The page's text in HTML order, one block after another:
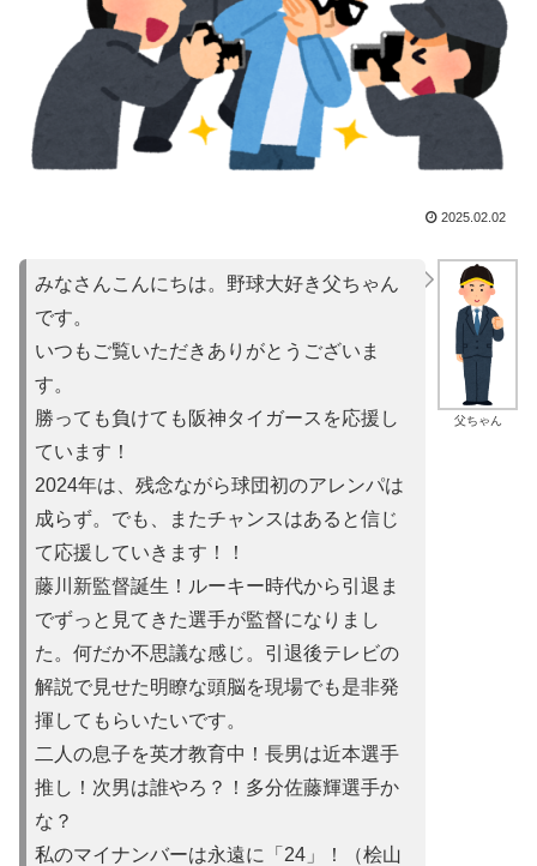
2025.02.02
父ちゃん
みなさんこんにちは。野球大好き父ちゃん
です。
いつもご覧いただきありがとうございま
す。
勝っても負けても阪神タイガースを応援し
ています！
2024年は、残念ながら球団初のアレンパは
成らず。でも、またチャンスはあると信じ
て応援していきます！！
藤川新監督誕生！ルーキー時代から引退ま
でずっと見てきた選手が監督になりまし
た。何だか不思議な感じ。引退後テレビの
解説で見せた明瞭な頭脳を現場でも是非発
揮してもらいたいです。
二人の息子を英才教育中！長男は近本選手
推し！次男は誰やろ？！多分佐藤輝選手か
な？
私のマイナンバーは永遠に「24」！（桧山